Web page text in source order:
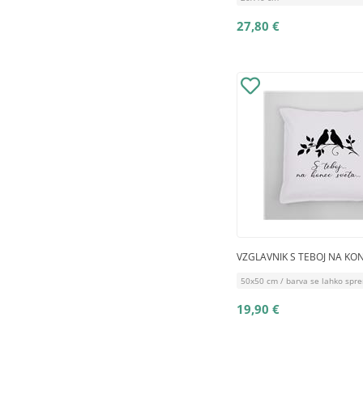
27,80 €
VZGLAVNIK S TEBOJ NA
50x50 cm / barva se lahko
19,90 €